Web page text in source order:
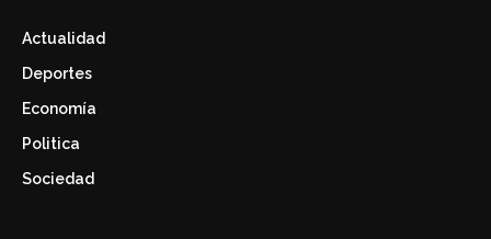
Actualidad
Deportes
Economía
Politica
Sociedad